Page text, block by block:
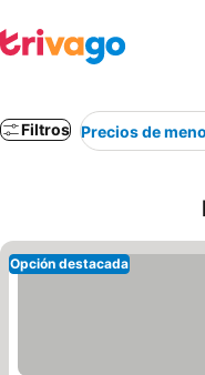
Filtros Precios de
Opción destacada